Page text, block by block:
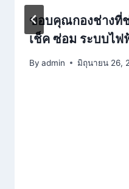
ขอบคุณกองช่างที่
เช็ค ซ่อม ระบบไฟ
By admin มิถุนายน 26,